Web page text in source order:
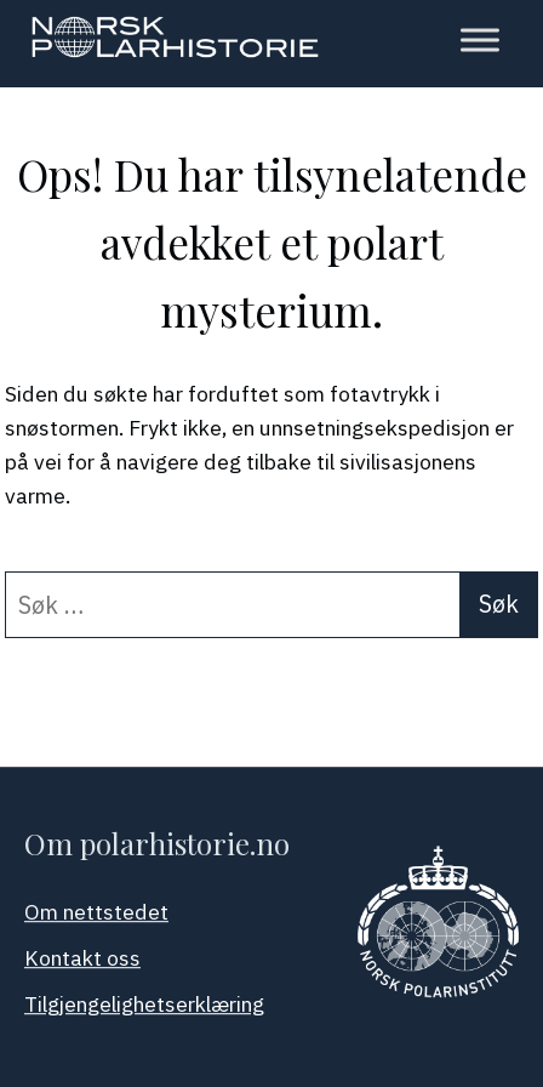
Hopp
hovedinnholdet
Polarhistorie
Ops! Du har tilsynelatende
avdekket et polart
mysterium.
Siden du søkte har forduftet som fotavtrykk i
snøstormen. Frykt ikke, en unnsetningsekspedisjon er
på vei for å navigere deg tilbake til sivilisasjonens
varme.
etter:
When autocomplete
Om polarhistorie.no
Om nettstedet
Kontakt oss
Tilgjengelighetserklæring